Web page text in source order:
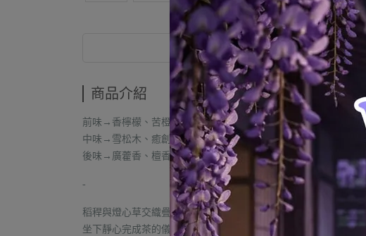
商品介紹
商品介紹
前味→香檸檬、苦橙花。
中味→雪松木、癒創木、乳香。
後味→廣藿香、檀香、麝香。
-
稻稈與燈心草交織疊蓆，
坐下靜心完成茶的儀式。